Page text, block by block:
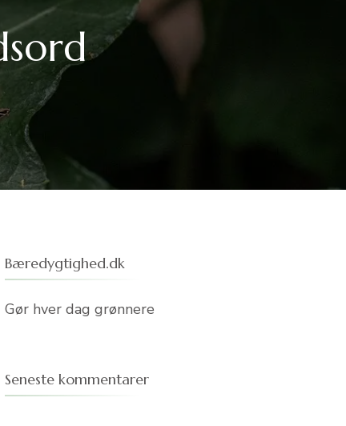
Bæredygtighed.dk
Gør hver dag grønnere
Seneste kommentarer